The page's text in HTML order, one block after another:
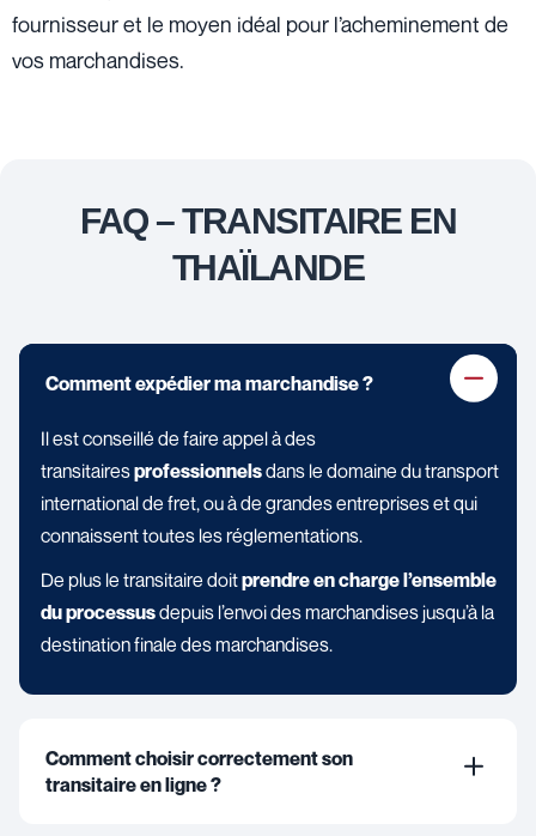
fournisseur et le moyen idéal pour l’acheminement de
vos marchandises.
FAQ – TRANSITAIRE EN
THAÏLANDE
Comment expédier ma marchandise ?
Il est conseillé de faire appel à des
transitairesprofessionnelsdans le domaine du transport
international de fret, ou à de grandes entreprises et qui
connaissent toutes les réglementations.
De plus le transitaire doitprendre en charge l’ensemble
du processusdepuis l’envoi des marchandises jusqu’à la
destination finale des marchandises.
Comment choisir correctement son
transitaire en ligne ?